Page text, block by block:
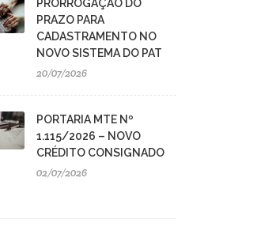
PRORROGAÇÃO DO
PRAZO PARA
CADASTRAMENTO NO
NOVO SISTEMA DO PAT
20/07/2026
PORTARIA MTE Nº
1.115/2026 – NOVO
CRÉDITO CONSIGNADO
02/07/2026